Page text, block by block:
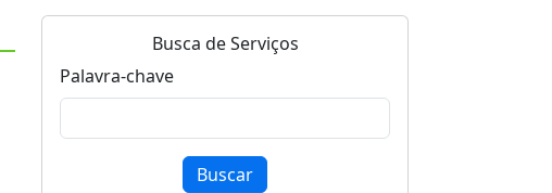
Busca de Serviços
Palavra-chave
Buscar